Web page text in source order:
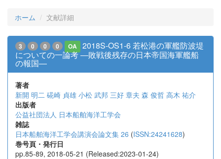
ホーム 文献詳細
3 0 0 0 OA
2018S-OS1-6 若松港の軍艦防波堤
についての一論考 ―敗戦後残存の日本帝国海軍艦船
の報国―
著者
新開 明二 硴崎 貞雄 小松 武邦 三好 章夫 森 俊哲 高木 祐介
出版者
公益社団法人 日本船舶海洋工学会
雑誌
日本船舶海洋工学会講演会論文集 26 (ISSN:24241628)
巻号頁・発行日
pp.85-89, 2018-05-21 (Released:2023-01-24)